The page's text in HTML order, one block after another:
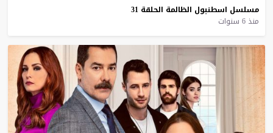
مسلسل اسطنبول الظالمة الحلقة 31
منذ 6 سنوات